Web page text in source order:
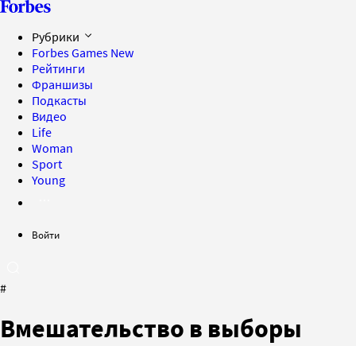
Рубрики
Forbes Games New
Рейтинги
Франшизы
Подкасты
Видео
Life
Woman
Sport
Young
Войти
#
Вмешательство в выборы